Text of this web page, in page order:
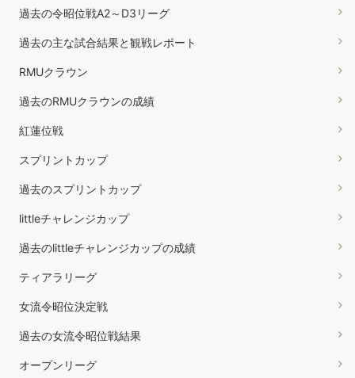
過去の令昭位戦A2～D3リーグ
過去の主な試合結果と観戦レポート
RMUクラウン
過去のRMUクラウンの成績
紅蓮位戦
スプリントカップ
過去のスプリントカップ
littleチャレンジカップ
過去のlittleチャレンジカップの成績
ティアラリーグ
女流令昭位決定戦
過去の女流令昭位戦結果
オープンリーグ